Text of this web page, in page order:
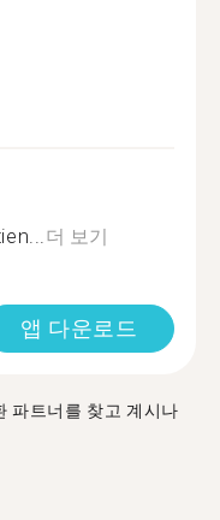
더 보기
앱 다운로드
파트너를 찾고 계시나